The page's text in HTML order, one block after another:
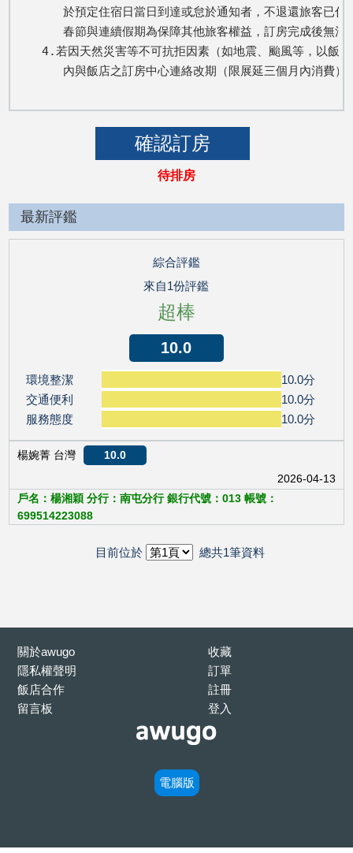
於預定住宿日當日到達或怠於通知者，不退還旅客已付
春節與連續假期為保障其他旅客權益，訂房完成後無
4.若因天然災害等不可抗拒因素（如地震、颱風等，以飯
內與飯店之訂房中心連絡改期（限展延三個月內消費
待排房
最新評鑑
綜合評鑑
來自1份評鑑
超棒
10.0
環境整潔
10.0分
交通便利
10.0分
服務態度
10.0分
楊婉菁 台灣
10.0
2026-04-13
戶名：楊湘穎 分行：南屯分行 銀行代號：013 帳號：
699514223088
目前位於 總共1筆資料
關於awugo
隱私權聲明
飯店合作
留言板
收藏
訂單
註冊
登入
電腦版